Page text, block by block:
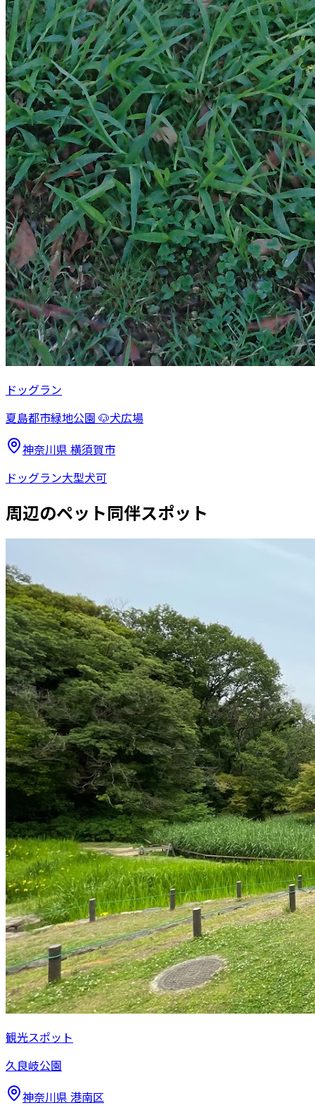
ドッグラン
夏島都市緑地公園 🐶犬広場
神奈川県 横須賀市
ドッグラン大型犬可
周辺のペット同伴スポット
観光スポット
久良岐公園
神奈川県 港南区